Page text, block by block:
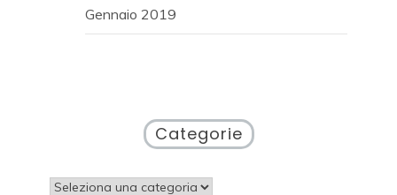
Gennaio 2019
Categorie
Categorie